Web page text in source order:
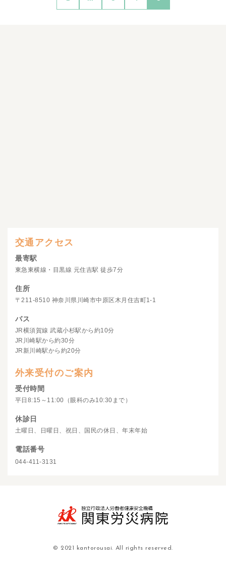
交通アクセス
最寄駅
東急東横線・目黒線 元住吉駅 徒歩7分
住所
〒211-8510 神奈川県川崎市中原区木月住吉町1-1
バス
JR横須賀線 武蔵小杉駅から約10分
JR川崎駅から約30分
JR新川崎駅から約20分
外来受付のご案内
受付時間
平日8:15～11:00（眼科のみ10:30まで）
休診日
土曜日、日曜日、祝日、国民の休日、年末年始
電話番号
044-411-3131
© 2021 kantorousai. All rights reserved.